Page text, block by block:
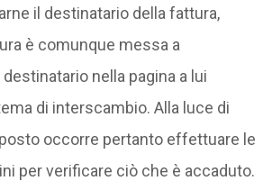
il destinatario della fattura,
è comunque messa a
nella pagina a lui
di interscambio. Alla luce di
occorre pertanto effettuare le
per verificare ciò che è accaduto.